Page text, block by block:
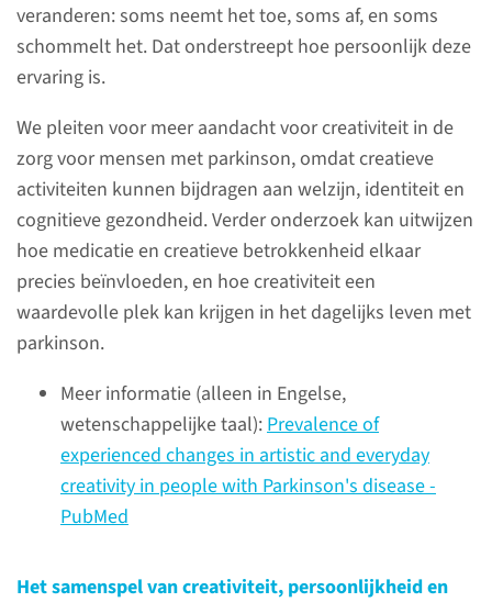
veranderen: soms neemt het toe, soms af, en soms
schommelt het. Dat onderstreept hoe persoonlijk deze
ervaring is.
We pleiten voor meer aandacht voor creativiteit in de
zorg voor mensen met parkinson, omdat creatieve
activiteiten kunnen bijdragen aan welzijn, identiteit en
cognitieve gezondheid. Verder onderzoek kan uitwijzen
hoe medicatie en creatieve betrokkenheid elkaar
precies beïnvloeden, en hoe creativiteit een
waardevolle plek kan krijgen in het dagelijks leven met
parkinson.
Meer informatie (alleen in Engelse,
wetenschappelijke taal):Prevalence of
experienced changes in artistic and everyday
creativity in people with Parkinson's disease -
PubMed
Het samenspel van creativiteit, persoonlijkheid en
Wilt u ons helpen tot meer
antwoorden te komen over
stoornissen? Hier vindt u al
onze onderzoeken waarvoor
wij nog op zoek zijn naar
deelnemers.
naar pagina